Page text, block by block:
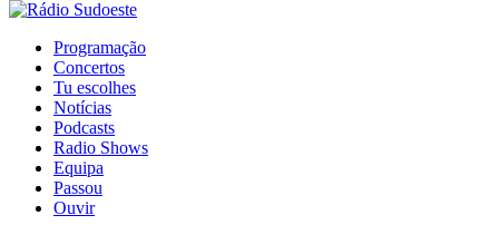
Programação
Concertos
Tu escolhes
Notícias
Podcasts
Radio Shows
Equipa
Passou
Ouvir